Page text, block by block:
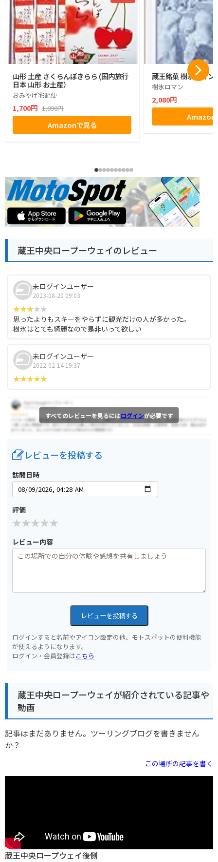
山形 土産 さくらんぼきらら (国内旅行
日本 山形 お土産）
おみやげ宅配便
1,700円 1,890円
Amazonで見る
蔵王銘菓 樹氷ロマン
樹氷ロマン
2,080円
Amazon
蔵王中央ロープーウェイのレビュー
未ログインユーザー
2023-08-20 09:03
思ったよりもスキーをやらずに観光だけの人が多かった。
樹氷はとても綺麗なので是非いって欲しい
未ログインユーザー
2022-02-14 19:37
すべてのレビューを見るにはログインが必要です
レビューを投稿する
訪問日時
評価
レビュー内容
レビューを投稿する
ログインすると名前やアイコン設定の他、モトスポットの便利機能
が使えるようになります。
ログイン・会員登録はこちら
蔵王中央ロープーウェイが紹介されている記事や
動画
記事はまだありません。ツーリングブログを書きません
か？
この場所の記事を書く
蔵王中央ロープウェイ後側